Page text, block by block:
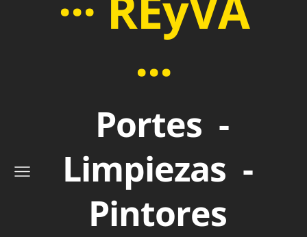
···
Portes -
Limpiezas -
Pintores